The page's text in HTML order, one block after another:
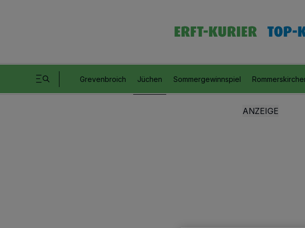
Grevenbroich Jüchen Sommergewinnspiel